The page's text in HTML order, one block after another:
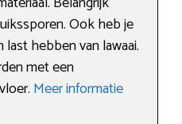
Ook heb je
hebben van lawaai.
met een
Meer informatie